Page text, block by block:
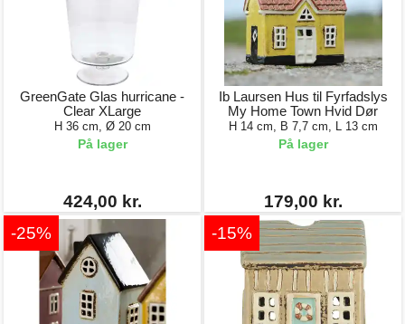
GreenGate Glas hurricane -
Clear XLarge
H 36 cm, Ø 20 cm
På lager
424,00 kr.
Ib Laursen Hus til Fyrfadslys
My Home Town Hvid Dør
H 14 cm, B 7,7 cm, L 13 cm
På lager
179,00 kr.
-25%
-15%